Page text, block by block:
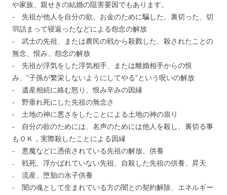
や家族、親せきの結婚の阻害要因でもあります。
‐ 先祖が他人を自分の欲、お金のために騙した、裏切った、切
羽詰まって寝返ったなどによる怨念の解放
‐ 武士の先祖、または農民の戦から殺戮した、殺されたことの
無念、恨み、怨念の解放
‐ 先祖が浮気をした浮気相手、または離婚相手からの恨
み、”子孫が繁栄しないようにしてやる”という呪いの解放
‐ 遺産相続に絡む怒り、恨み辛みの因縁
‐ 野垂れ死にした先祖の無念さ
‐ 土地の神に悪さをしたことによる土地の神の祟り
‐ 自分の欲のためには、名声のためには他人を殺し、裏切る事
もＯＫ，実際殺したことによる因縁
‐ 悪魔などに憑依されている先祖の解放、供養
₋ 戦死、浮かばれていない先祖、自殺した先祖の供養、昇天
₋ 流産、堕胎の水子供養
‐ 闇の魂として生まれている方の闇との契約解除、エネルギー